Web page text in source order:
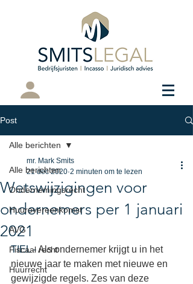
Cliëntenportaal
Post
Alle berichten
Ondernemingsrecht
Huurovereenkomst
AVG
Fiscaal recht
Huurrecht
Alle berichten
Wetswijzigingen voor
ondernemers per 1 januari
2021
mr. Mark Smits
21 dec 2020 2 minuten om te lezen
TIEL - Als ondernemer krijgt u in het
nieuwe jaar te maken met nieuwe en
gewijzigde regels. Zes van deze